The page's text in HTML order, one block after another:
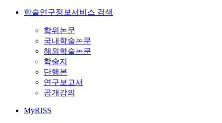
학술연구정보서비스 검색
학위논문
국내학술논문
해외학술논문
학술지
단행본
연구보고서
공개강의
MyRISS